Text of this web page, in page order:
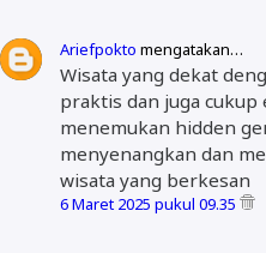
Ariefpokto mengatakan…
Wisata yang dekat
praktis dan juga cukup
menemukan hidden
menyenangkan dan
wisata yang berkesan
6 Maret 2025 pukul 09.35